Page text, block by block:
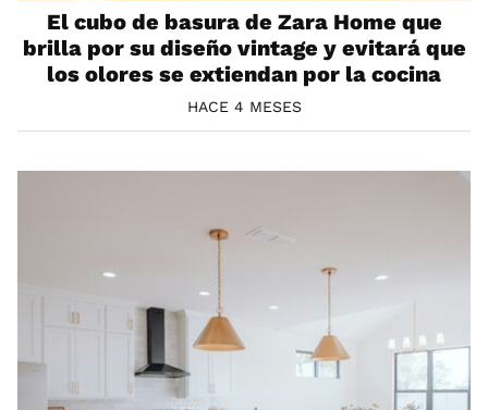
El cubo de basura de Zara Home que
brilla por su diseño vintage y evitará que
los olores se extiendan por la cocina
HACE 4 MESES